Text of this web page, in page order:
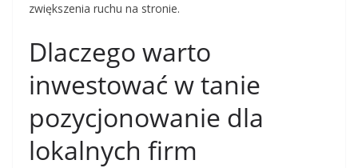
zwiększenia ruchu na stronie.
Dlaczego warto
inwestować w tanie
pozycjonowanie dla
lokalnych firm